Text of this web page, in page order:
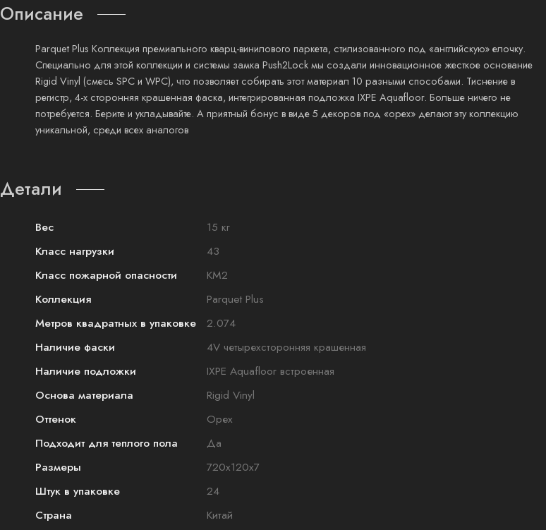
Описание
Parquet Plus Коллекция премиального кварц-винилового паркета, стилизованного под «английскую» елочку.
Специально для этой коллекции и системы замка Push2Lock мы создали инновационное жесткое основание
Rigid Vinyl (смесь SPC и WPC), что позволяет собирать этот материал 10 разными способами. Тиснение в
регистр, 4-х сторонняя крашенная фаска, интегрированная подложка IXPE Aquafloor. Больше ничего не
потребуется. Берите и укладывайте. А приятный бонус в виде 5 декоров под «орех» делают эту коллекцию
уникальной, среди всех аналогов
Детали
Вес
15 кг
Класс нагрузки
43
Класс пожарной опасности
КМ2
Коллекция
Parquet Plus
Метров квадратных в упаковке
2.074
Наличие фаски
4V четырехсторонняя крашенная
Наличие подложки
IXPE Aquafloor встроенная
Основа материала
Rigid Vinyl
Оттенок
Орех
Подходит для теплого пола
Да
Размеры
720x120x7
Штук в упаковке
24
Страна
Китай